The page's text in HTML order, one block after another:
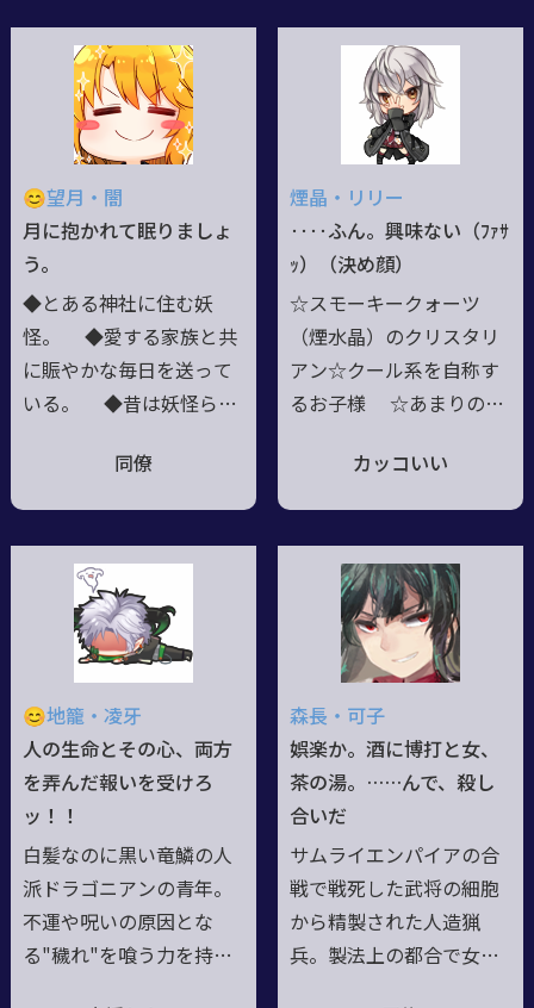
上も走るなど、妙な方に
進んでいる気がしなくも
ない。◆真の姿は自己由
来と、他者由来がある。
◆幼少より【加速式】関
連の実験を受けていた謎
のキマイラ。※なお身長
ントは書かれた物より高
いようだ。
が夭折。その死体は「ア
モーレ・リアクター」を
埋め込まれデッドマンと
して蘇り、時のラブレス
家当主にスカウトされ
た。 ●イザベラの銃夫
の師であり、「デッドメ
がある。
😊望月・闇
月に抱かれて眠りましょ
う。
◆とある神社に住む妖
怪。 ◆愛する家族と共
に賑やかな毎日を送って
いる。 ◆昔は妖怪らし
はもう大人しい。寧ろ黒
歴史。 ◆深い夜を思わ
模様の小袖を愛用してい
る。 ◆長い時を生きて
いるが、精神年齢は娘と
そんなに変わらないらし
い。
同僚
煙晶・リリー
‥‥ふん。興味ない（ﾌｧｻ
ｯ）（決め顔）
☆スモーキークォーツ
（煙水晶）のクリスタリ
アン☆クール系を自称す
るお子様 ☆あまりのカ
に一目惚れされるのが悩
み。別に誰もしてないか
的な環境で割とチヤホヤ
されて育ったためか自己
肯定感の塊☆カッコいい
ものが大好き、自分が世
界一カッコいい‥‥と思
ってたけど広い世界を知
りつつある☆可愛い言わ
れると拗ねちゃう、そん
カッコいい
😊地籠・凌牙
人の生命とその心、両方
を弄んだ報いを受けろ
ッ！！
白髪なのに黒い竜鱗の人
派ドラゴニアンの青年。
不運や呪いの原因とな
る"穢れ"を喰う力を持
森長・可子
娯楽か。酒に博打と女、
茶の湯。……んで、殺し
合いだ
サムライエンパイアの合
戦で戦死した武将の細胞
から精製された人造猟
兵。製法上の都合で女性